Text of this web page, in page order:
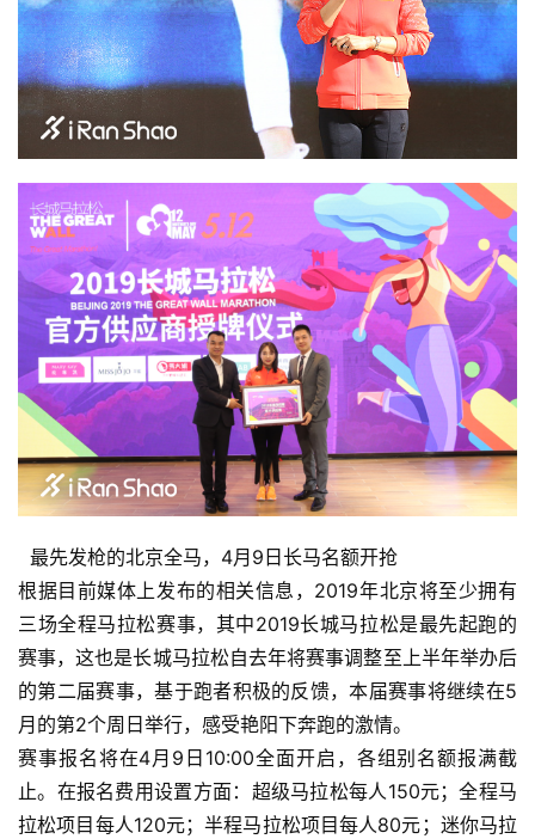
最先发枪的北京全马，4月9日长马名额开抢
根据目前媒体上发布的相关信息，2019年北京将至少拥有
三场全程马拉松赛事，其中2019长城马拉松是最先起跑的
赛事，这也是长城马拉松自去年将赛事调整至上半年举办后
的第二届赛事，基于跑者积极的反馈，本届赛事将继续在5
月的第2个周日举行，感受艳阳下奔跑的激情。
赛事报名将在4月9日10:00全面开启，各组别名额报满截
止。在报名费用设置方面：超级马拉松每人150元；全程马
拉松项目每人120元；半程马拉松项目每人80元；迷你马拉